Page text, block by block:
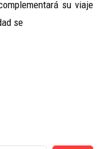
su viaje
se